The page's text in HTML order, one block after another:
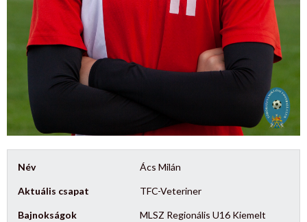
Név Ács Milán
Aktuális csapat TFC-Veteriner
Bajnokságok
MLSZ Regionális U16 Kiemelt